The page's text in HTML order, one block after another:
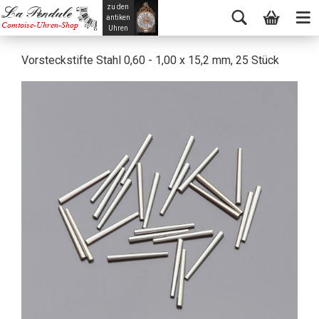
La Pendule
Comtoise-Uhren-Shop
zu den
antiken
Uhren
Vorsteckstifte Stahl 0,60 - 1,00 x 15,2 mm, 25 Stück